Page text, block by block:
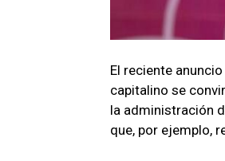
El reciente
capitalino se
la administración
que, por ejemplo,